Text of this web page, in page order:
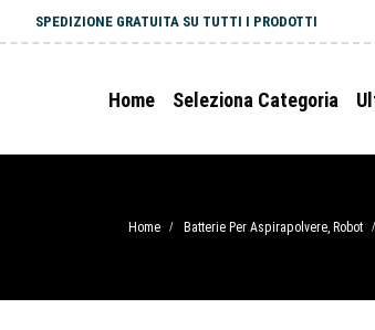
SPEDIZIONE GRATUITA SU TUTTI I PRODOTTI
Home Seleziona Categoria
Home / Batterie Per Aspirapolvere, Robot /